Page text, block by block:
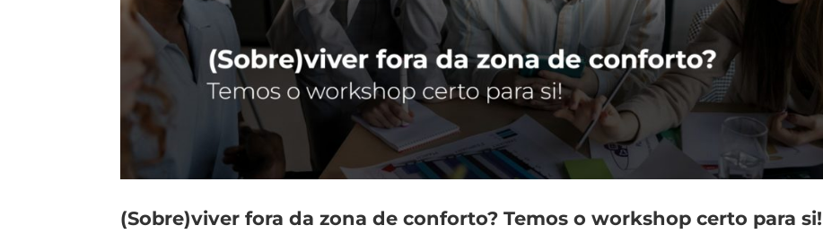
(Sobre)viver fora da zona de conforto? Temos o workshop certo para si!